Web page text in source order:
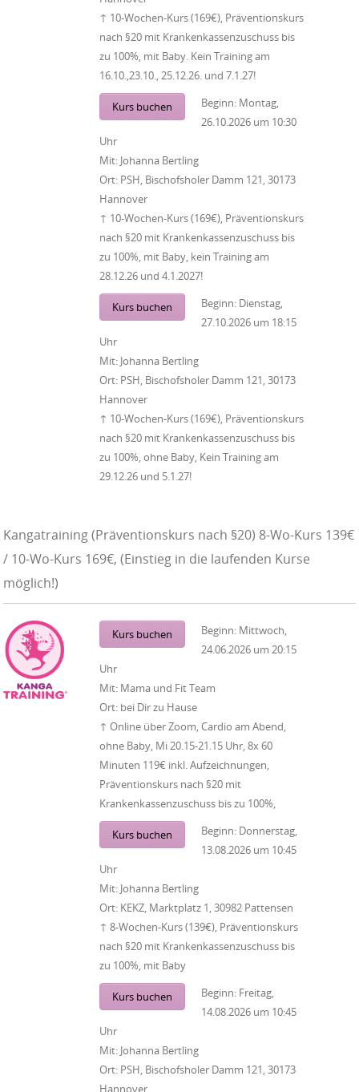
↑ 10-Wochen-Kurs (169€), Präventionskurs
nach §20 mit Krankenkassenzuschuss bis
zu 100%, mit Baby. Kein Training am
16.10.,23.10., 25.12.26. und 7.1.27!
Kurs buchen Beginn: Montag,
26.10.2026 um 10:30
Uhr
Mit: Johanna Bertling
Ort: PSH, Bischofsholer Damm 121, 30173
Hannover
↑ 10-Wochen-Kurs (169€), Präventionskurs
nach §20 mit Krankenkassenzuschuss bis
zu 100%, mit Baby, kein Training am
28.12.26 und 4.1.2027!
Kurs buchen Beginn: Dienstag,
27.10.2026 um 18:15
Uhr
Mit: Johanna Bertling
Ort: PSH, Bischofsholer Damm 121, 30173
Hannover
↑ 10-Wochen-Kurs (169€), Präventionskurs
nach §20 mit Krankenkassenzuschuss bis
zu 100%, ohne Baby, Kein Training am
29.12.26 und 5.1.27!
Kangatraining (Präventionskurs nach §20) 8-Wo-Kurs 139€
/ 10-Wo-Kurs 169€, (Einstieg in die laufenden Kurse
möglich!)
Kurs buchen Beginn: Mittwoch,
24.06.2026 um 20:15
Uhr
Mit: Mama und Fit Team
Ort: bei Dir zu Hause
↑ Online über Zoom, Cardio am Abend,
ohne Baby, Mi 20.15-21.15 Uhr, 8x 60
Minuten 119€ inkl. Aufzeichnungen,
Präventionskurs nach §20 mit
Krankenkassenzuschuss bis zu 100%,
Kurs buchen Beginn: Donnerstag,
13.08.2026 um 10:45
Uhr
Mit: Johanna Bertling
Ort: KEKZ, Marktplatz 1, 30982 Pattensen
↑ 8-Wochen-Kurs (139€), Präventionskurs
nach §20 mit Krankenkassenzuschuss bis
zu 100%, mit Baby
Kurs buchen Beginn: Freitag,
14.08.2026 um 10:45
Uhr
Mit: Johanna Bertling
Ort: PSH, Bischofsholer Damm 121, 30173
Hannover